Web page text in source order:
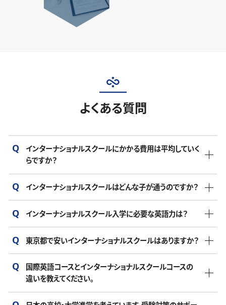
よくある質問
インターナショナルスクールにかかる費用は平均していく
らですか？
インターナショナルスクールの年間費用は、学校や地域によ
って異なりますが、年間150万円から300万円が一般的です。
この費用には授業料だけでなく、入学金、施設使用料、教材
費、遠足や課外活動の費用が含まれる場合が多いです。さら
に、制服やランチ費用、スクールバス代など、別途かかる費用
も考慮する必要があります。特に都市部のインターナショナ
ルスクールは高めになる傾向があります。
東京都でインターナショナルスクールをご検討の方で、学費
インターナショナルスクールはどんな子が通うのですか？
インターナショナルな環境の中で子供の多文化理解や英語
力を育てたいと考える家庭が選ぶ傾向があります。
インターナショナルスクールには、多様なバックグラウンドを
持つ生徒が通っています。外国籍の子ども、日本と外国のハ
ーフの子ども、日本人で国際的な教育を望む家庭の子どもが
多いです。また、海外駐在や帰国子女の生徒、将来的に海外
インターナショナルスクール入学に必要な英語力は？
学校によって、入学希望時の子供の年齢によって基準は異な
ります。幼稚園や初等教育の段階では、基本的な英語力があ
れば受け入れてもらえる場合が多いですが、中学や高校では
一定の英語力を求められることが一般的です。入学試験で英
東京都で安いインターナショナルスクールはありますか？
東京都にも様々なインターナショナルスクールがあり、費用
は学校によって異なります。国際資格（海外の卒業資格）が取
国際英語コースとインターナショナルスクールコースの
違いを教えてください。